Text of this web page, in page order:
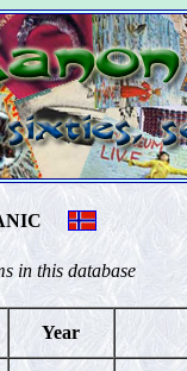
in this database
Year